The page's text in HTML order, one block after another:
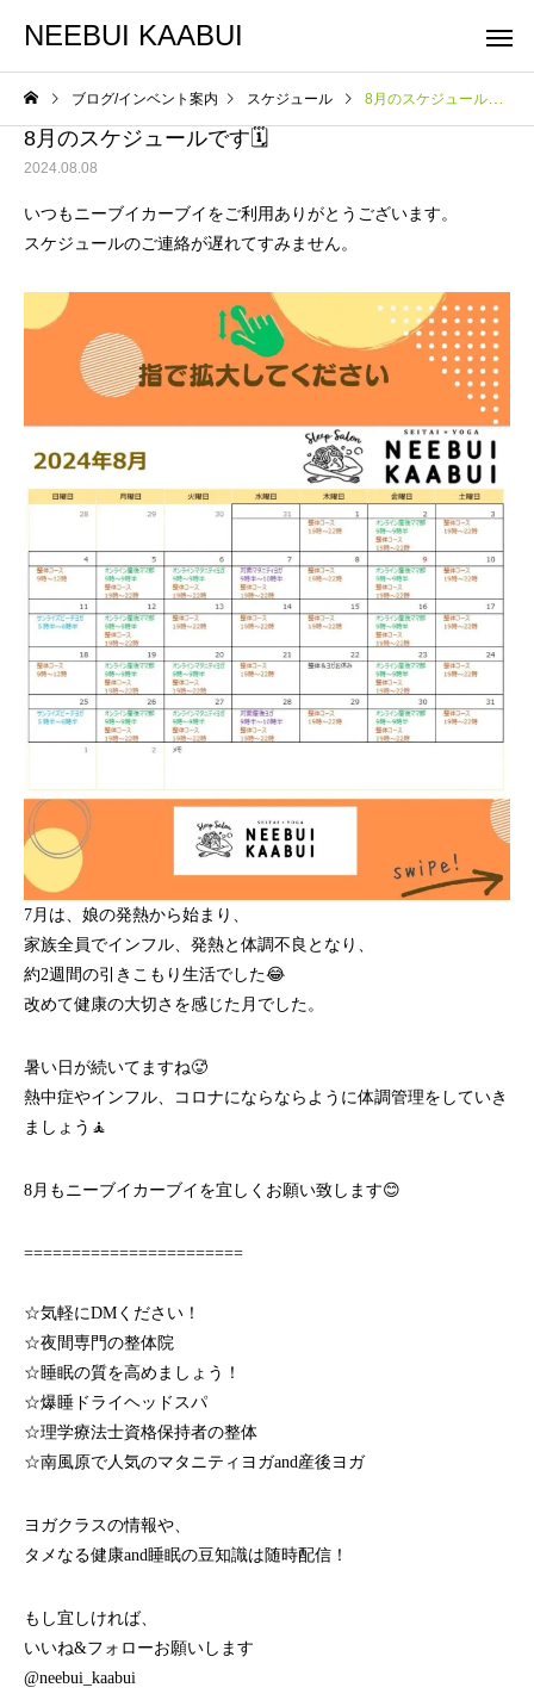
NEEBUI KAABUI
10月スケジュールです
スケジュール
9月スケジュールです
ブログ/インベント案内 スケジュール 8月のスケジュールです🗓️
8月のスケジュールです🗓️
2024.08.08
いつもニーブイカーブイをご利用ありがとうございます。
スケジュールのご連絡が遅れてすみません。
7月は、娘の発熱から始まり、
家族全員でインフル、発熱と体調不良となり、
約2週間の引きこもり生活でした😂
改めて健康の大切さを感じた月でした。
暑い日が続いてますね🥵
熱中症やインフル、コロナにならならように体調管理をしていき
ましょう🧘
8月もニーブイカーブイを宜しくお願い致します😊
=======================
☆気軽にDMください！
☆夜間専門の整体院
☆睡眠の質を高めましょう！
☆爆睡ドライヘッドスパ
☆理学療法士資格保持者の整体
☆南風原で人気のマタニティヨガand産後ヨガ
ヨガクラスの情報や、
タメなる健康and睡眠の豆知識は随時配信！
もし宜しければ、
いいね&フォローお願いします
@neebui_kaabui